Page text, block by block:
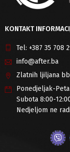
KONTAKT
Tel: +387 35 708
info@after.ba
Zlatnih ljiljana
Ponedjeljak-
Subota 8:00-
Nedjeljom ne